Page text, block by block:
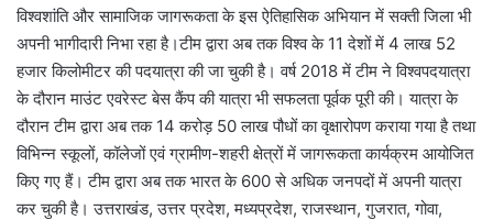
विश्वशांति और सामाजिक जागरूकता के इस ऐतिहासिक अभियान में सक्ती जिला भी
अपनी भागीदारी निभा रहा है।टीम द्वारा अब तक विश्व के 11 देशों में 4 लाख 52
हजार किलोमीटर की पदयात्रा की जा चुकी है। वर्ष 2018 में टीम ने विश्वपदयात्रा
के दौरान माउंट एवरेस्ट बेस कैंप की यात्रा भी सफलता पूर्वक पूरी की। यात्रा के
दौरान टीम द्वारा अब तक 14 करोड़ 50 लाख पौधों का वृक्षारोपण कराया गया है तथा
विभिन्न स्कूलों, कॉलेजों एवं ग्रामीण-शहरी क्षेत्रों में जागरूकता कार्यक्रम आयोजित
किए गए हैं। टीम द्वारा अब तक भारत के 600 से अधिक जनपदों में अपनी यात्रा
कर चुकी है। उत्तराखंड, उत्तर प्रदेश, मध्यप्रदेश, राजस्थान, गुजरात, गोवा,